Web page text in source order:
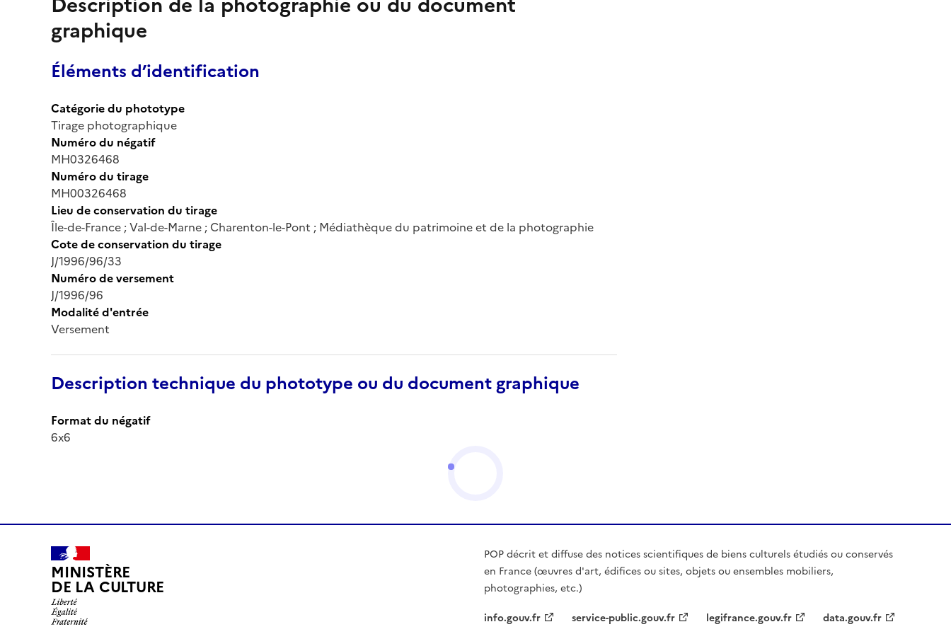
graphique
Éléments d’identification
Catégorie du phototype
Tirage photographique
Numéro du négatif
MH0326468
Numéro du tirage
MH00326468
Lieu de conservation du tirage
Île-de-France ; Val-de-Marne ; Charenton-le-Pont ; Médiathèque du patrimoine et de la photographie
Cote de conservation du tirage
J/1996/96/33
Numéro de versement
J/1996/96
Modalité d'entrée
Versement
Description technique du phototype ou du document graphique
Format du négatif
6x6
MINISTÈRE
DE LA CULTURE
POP décrit et diffuse des notices scientifiques de biens culturels étudiés ou conservés
en France (œuvres d'art, édifices ou sites, objets ou ensembles mobiliers,
photographies, etc.)
info.gouv.fr
service-public.gouv.fr legifrance.gouv.fr data.gouv.fr